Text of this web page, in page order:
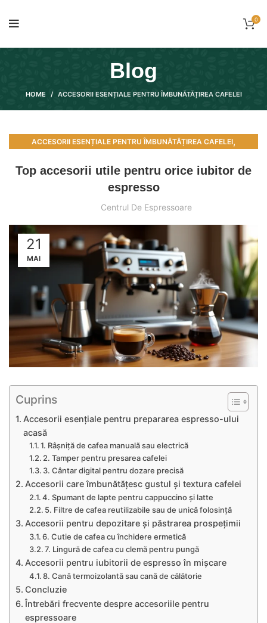
0
Blog
HOME ACCESORII ESENȚIALE PENTRU ÎMBUNĂTĂȚIREA CAFELEI
ACCESORII ESENȚIALE PENTRU ÎMBUNĂTĂȚIREA CAFELEI,
RECOMANDĂRI ȘI TOPURI PENTRU ESPRESSOARE
Top accesorii utile pentru orice iubitor de
espresso
Centrul De Espressoare
21
MAI
Cuprins
Accesorii esențiale pentru prepararea espresso-ului
acasă
1. Râșniță de cafea manuală sau electrică
2. Tamper pentru presarea cafelei
3. Cântar digital pentru dozare precisă
Accesorii care îmbunătățesc gustul și textura cafelei
4. Spumant de lapte pentru cappuccino și latte
5. Filtre de cafea reutilizabile sau de unică folosință
Accesorii pentru depozitare și păstrarea prospețimii
6. Cutie de cafea cu închidere ermetică
7. Lingură de cafea cu clemă pentru pungă
Accesorii pentru iubitorii de espresso în mișcare
8. Cană termoizolantă sau cană de călătorie
Concluzie
Întrebări frecvente despre accesoriile pentru
espressoare